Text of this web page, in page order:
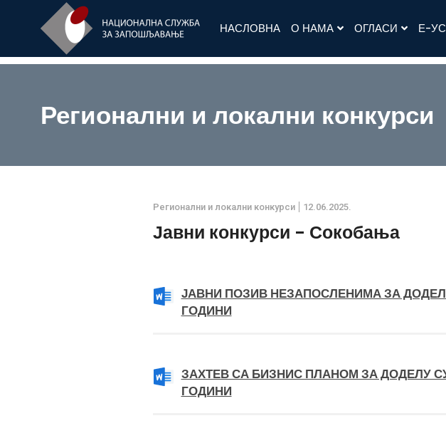
НАСЛОВНА О НАМА ОГЛАСИ Е-
Регионални и локални конкурси
Регионални и локални конкурси 12.06.2025.
Јавни конкурси - Сокобања
ЈАВНИ ПОЗИВ НЕЗАПОСЛЕНИМА ЗА
ГОДИНИ
ЗАХТЕВ СА БИЗНИС ПЛАНОМ ЗА ДОДЕЛУ
ГОДИНИ